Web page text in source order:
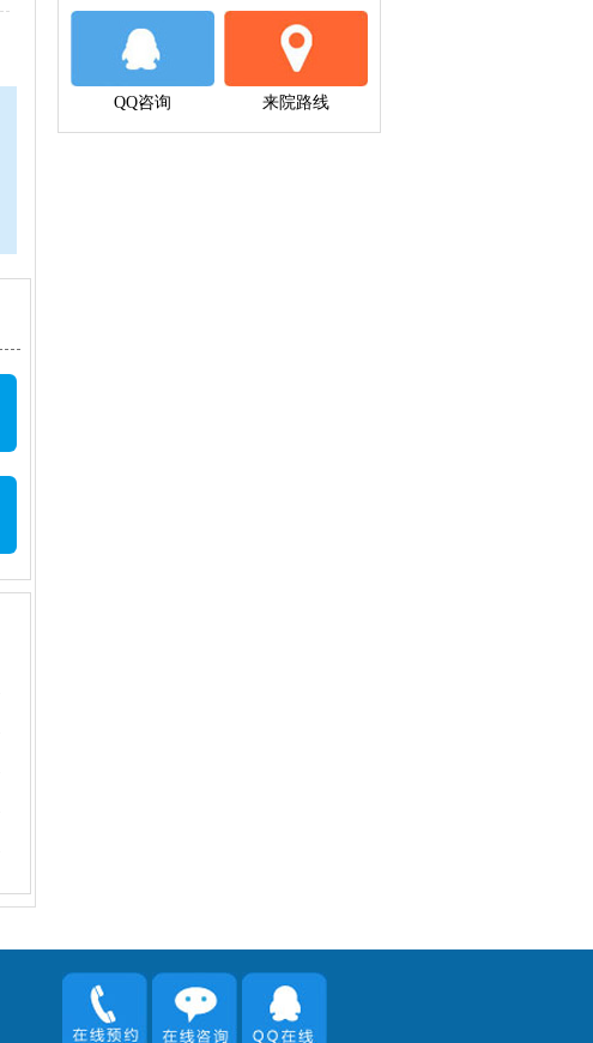
QQ咨询 来院路线